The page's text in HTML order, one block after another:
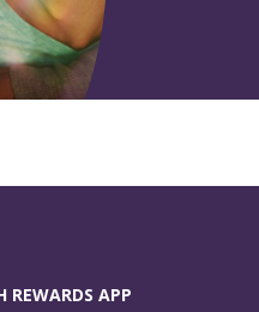
REWARDS APP